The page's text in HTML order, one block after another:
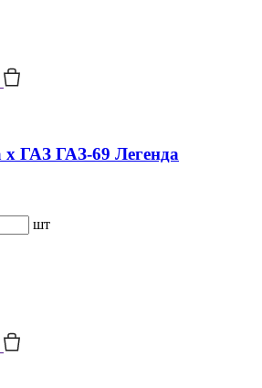
ГАЗ ГАЗ-69 Легенда
шт